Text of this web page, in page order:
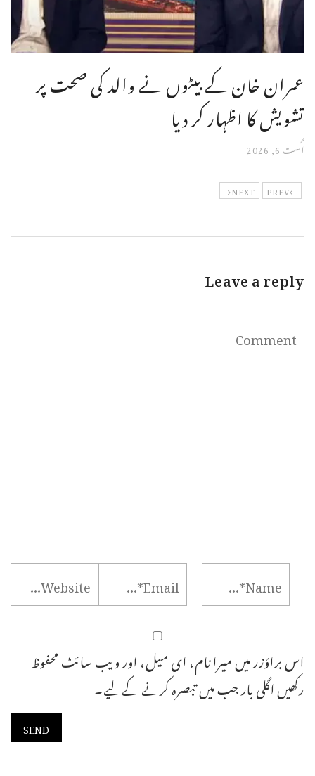
عمران خان کے بیٹوں نے والد کی صحت پر
تشویش کا اظہار کر دیا
اگست 6, 2026
PREV
NEXT
Leave a reply
اس براؤزر میں میرا نام، ای میل، اور ویب سائٹ محفوظ
رکھیں اگلی بار جب میں تبصرہ کرنے کےلیے۔